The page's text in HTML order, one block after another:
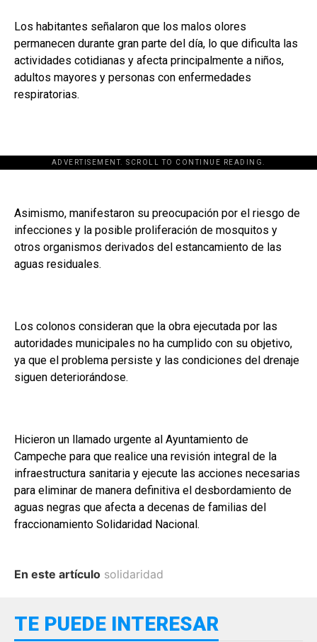
Los habitantes señalaron que los malos olores
permanecen durante gran parte del día, lo que dificulta las
actividades cotidianas y afecta principalmente a niños,
adultos mayores y personas con enfermedades
respiratorias.
ADVERTISEMENT. SCROLL TO CONTINUE READING.
Asimismo, manifestaron su preocupación por el riesgo de
infecciones y la posible proliferación de mosquitos y
otros organismos derivados del estancamiento de las
aguas residuales.
Los colonos consideran que la obra ejecutada por las
autoridades municipales no ha cumplido con su objetivo,
ya que el problema persiste y las condiciones del drenaje
siguen deteriorándose.
Hicieron un llamado urgente al Ayuntamiento de
Campeche para que realice una revisión integral de la
infraestructura sanitaria y ejecute las acciones necesarias
para eliminar de manera definitiva el desbordamiento de
aguas negras que afecta a decenas de familias del
fraccionamiento Solidaridad Nacional.
En este artículo solidaridad
TE PUEDE INTERESAR